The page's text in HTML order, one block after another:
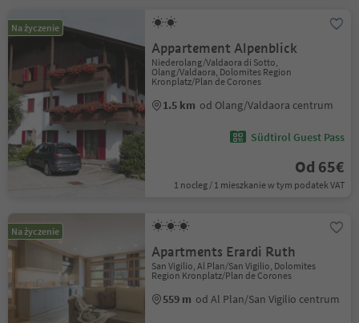
Na życzenie
Appartement Alpenblick
Niederolang/Valdaora di Sotto,
Olang/Valdaora, Dolomites Region
Kronplatz/Plan de Corones
1.5 km od Olang/Valdaora centrum
Südtirol Guest Pass
Od 65€
1 nocleg / 1 mieszkanie w tym podatek VAT
Na życzenie
Apartments Erardi Ruth
San Vigilio, Al Plan/San Vigilio, Dolomites
Region Kronplatz/Plan de Corones
559 m od Al Plan/San Vigilio centrum